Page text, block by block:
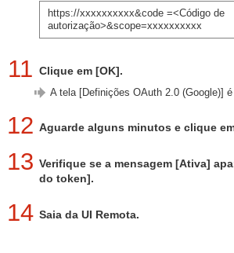
https://xxxxxxxxxx&code =<Código de
autorização>&scope=xxxxxxxxxx
11 Clique em [OK].
A tela [Definições OAuth 2.0 (Google)]
12 Aguarde alguns minutos e clique
13 Verifique se a mensagem [Ativa]
do token].
14 Saia da UI Remota.